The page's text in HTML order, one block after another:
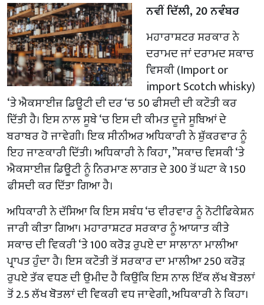
ਨਵੀਂ ਦਿੱਲੀ, 20 ਨਵੰਬਰ
ਮਹਾਰਾਸ਼ਟਰ ਸਰਕਾਰ ਨੇ
ਦਰਾਮਦ ਜਾਂ ਦਰਾਮਦ ਸਕਾਚ
ਵਿਸਕੀ (Import or
import Scotch whisky)
‘ਤੇ ਐਕਸਾਈਜ਼ ਡਿਊਟੀ ਦੀ ਦਰ ‘ਚ 50 ਫੀਸਦੀ ਦੀ ਕਟੌਤੀ ਕਰ
ਦਿੱਤੀ ਹੈ। ਇਸ ਨਾਲ ਸੂਬੇ ‘ਚ ਇਸ ਦੀ ਕੀਮਤ ਦੂਜੇ ਸੂਬਿਆਂ ਦੇ
ਬਰਾਬਰ ਹੋ ਜਾਵੇਗੀ। ਇਕ ਸੀਨੀਅਰ ਅਧਿਕਾਰੀ ਨੇ ਸ਼ੁੱਕਰਵਾਰ ਨੂੰ
ਇਹ ਜਾਣਕਾਰੀ ਦਿੱਤੀ। ਅਧਿਕਾਰੀ ਨੇ ਕਿਹਾ, ”ਸਕਾਚ ਵਿਸਕੀ ‘ਤੇ
ਐਕਸਾਈਜ਼ ਡਿਊਟੀ ਨੂੰ ਨਿਰਮਾਣ ਲਾਗਤ ਦੇ 300 ਤੋਂ ਘਟਾ ਕੇ 150
ਫੀਸਦੀ ਕਰ ਦਿੱਤਾ ਗਿਆ ਹੈ।
ਅਧਿਕਾਰੀ ਨੇ ਦੱਸਿਆ ਕਿ ਇਸ ਸਬੰਧ ‘ਚ ਵੀਰਵਾਰ ਨੂੰ ਨੋਟੀਫਿਕੇਸ਼ਨ
ਜਾਰੀ ਕੀਤਾ ਗਿਆ। ਮਹਾਰਾਸ਼ਟਰ ਸਰਕਾਰ ਨੂੰ ਆਯਾਤ ਕੀਤੇ
ਸਕਾਚ ਦੀ ਵਿਕਰੀ ‘ਤੇ 100 ਕਰੋੜ ਰੁਪਏ ਦਾ ਸਾਲਾਨਾ ਮਾਲੀਆ
ਪ੍ਰਾਪਤ ਹੁੰਦਾ ਹੈ। ਇਸ ਕਟੌਤੀ ਤੋਂ ਸਰਕਾਰ ਦਾ ਮਾਲੀਆ 250 ਕਰੋੜ
ਰੁਪਏ ਤੱਕ ਵਧਣ ਦੀ ਉਮੀਦ ਹੈ ਕਿਉਂਕਿ ਇਸ ਨਾਲ ਇੱਕ ਲੱਖ ਬੋਤਲਾਂ
ਤੋਂ 2.5 ਲੱਖ ਬੋਤਲਾਂ ਦੀ ਵਿਕਰੀ ਵਧ ਜਾਵੇਗੀ, ਅਧਿਕਾਰੀ ਨੇ ਕਿਹਾ।